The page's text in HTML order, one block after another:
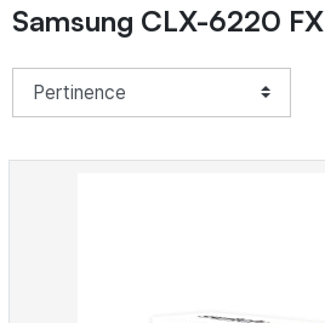
Samsung CLX-6220 FX